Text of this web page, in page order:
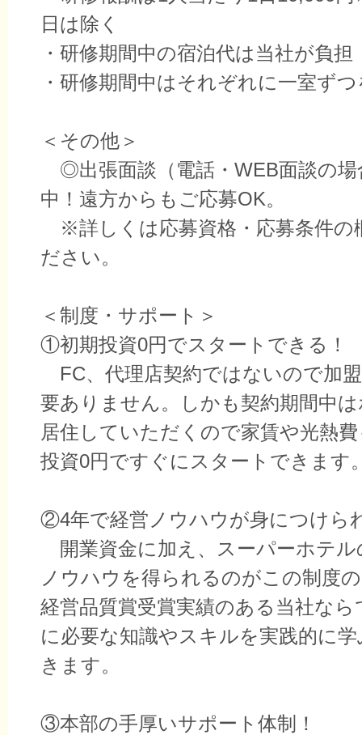
日は除く
・研修期間中の宿泊代は当社が負担
・研修期間中はそれぞれに一室ず
＜その他＞
◎出張面談（電話・WEB面談の場
中！遠方からもご応募OK。
※詳しくは応募資格・応募条件の
ださい。
＜制度・サポート＞
①初期投資0円でスタートできる！
FC、代理店契約ではないので加
要ありません。しかも契約期間中
居住していただくので家賃や光熱
投資0円ですぐにスタートできます
②4年で経営ノウハウが身につけら
開業資金に加え、スーパーホテル
ノウハウを得られるのがこの制度
経営品質賞受賞実績のある当社なら
に必要な知識やスキルを実践的に
きます。
③本部の手厚いサポート体制！